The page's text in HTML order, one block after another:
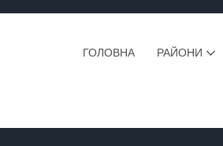
ГОЛОВНА РАЙОНИ